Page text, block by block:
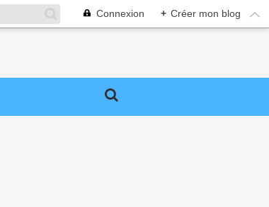
Connexion + Créer mon blog